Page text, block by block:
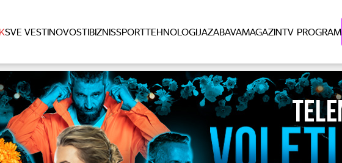
SVE VESTINOVOSTIBIZNISSPORTTEHNOLOGIJAZABAVAMAGAZINTV PROGRAM